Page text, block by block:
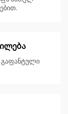
გაფანტული